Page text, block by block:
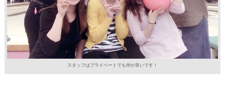
スタッフはプライベートでも仲が良いです！